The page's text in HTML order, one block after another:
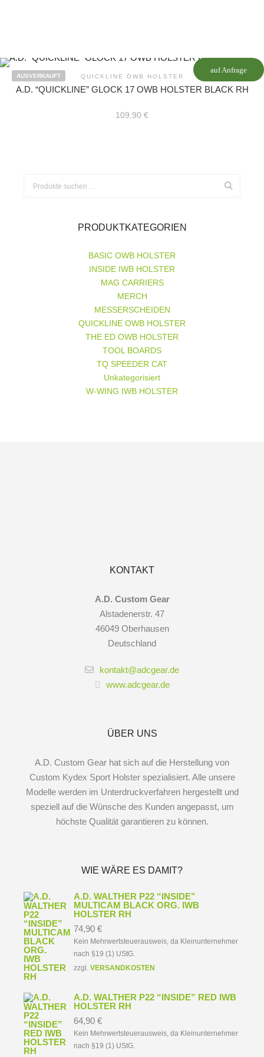
auf Anfrage
AUSVERKAUFT QUICKLINE OWB HOLSTER
A.D. “QUICKLINE” GLOCK 17 OWB HOLSTER BLACK RH
109,90 €
PRODUKTKATEGORIEN
BASIC OWB HOLSTER
INSIDE IWB HOLSTER
MAG CARRIERS
MERCH
MESSERSCHEIDEN
QUICKLINE OWB HOLSTER
THE ED OWB HOLSTER
TOOL BOARDS
TQ SPEEDER CAT
Unkategorisiert
W-WING IWB HOLSTER
KONTAKT
A.D. Custom Gear
Alstadenerstr. 47
46049 Oberhausen
Deutschland
kontakt@adcgear.de
www.adcgear.de
ÜBER UNS
A.D. Custom Gear hat sich auf die Herstellung von
Custom Kydex Sport Holster spezialisiert. Alle unsere
Modelle werden im Unterdruckverfahren hergestellt und
speziell auf die Wünsche des Kunden angepasst, um
höchste Qualität garantieren zu können.
WIE WÄRE ES DAMIT?
A.D. WALTHER P22 “INSIDE”
MULTICAM BLACK ORG. IWB
HOLSTER RH
74,90 €
Kein Mehrwertsteuerausweis, da Kleinunternehmer
nach §19 (1) UStG.
zzgl. VERSANDKOSTEN
A.D. WALTHER P22 “INSIDE” RED IWB
HOLSTER RH
64,90 €
Kein Mehrwertsteuerausweis, da Kleinunternehmer
nach §19 (1) UStG.